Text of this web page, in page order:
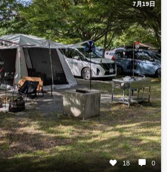
7月19日
18 0